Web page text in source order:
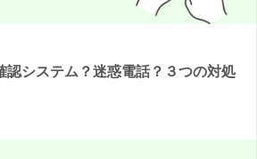
認システム？迷惑電話？３つの対処